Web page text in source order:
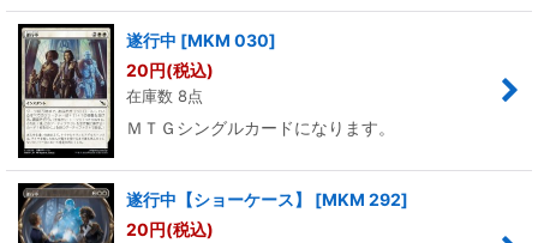
遂行中 [MKM 030]
20円(税込)
在庫数 8点
ＭＴＧシングルカードになります。
遂行中【ショーケース】 [MKM 292]
20円(税込)